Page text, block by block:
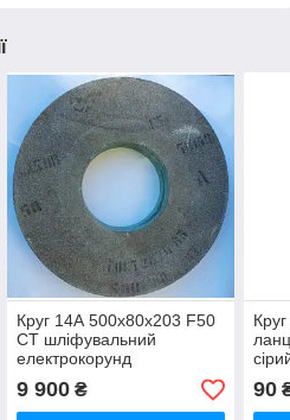
Круг 14А 500х80х203 F50
CT шліфувальний
електрокорунд
нормальний
9 900₴ 90